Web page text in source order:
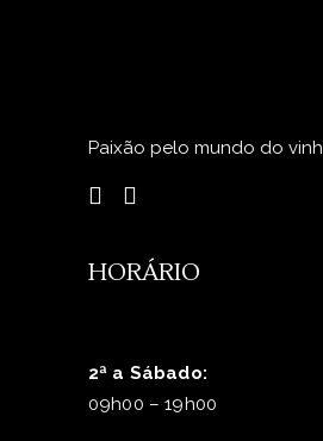
Paixão pelo mundo do
HORÁRIO
2ª a Sábado:
09h00 – 19h00